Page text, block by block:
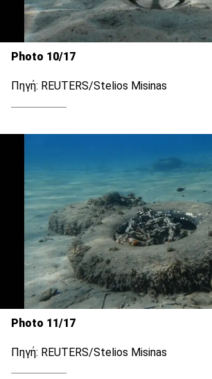
Photo 10/17
Πηγή: REUTERS/Stelios Misinas
Photo 11/17
Πηγή: REUTERS/Stelios Misinas